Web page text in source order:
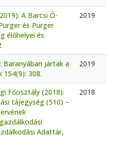
A Barcsi Ó-
és Purger
élőhelyei és
2019
Baranyában jártak a
154(9): 308.
2019
Főosztály (2018):
tájegység (510) –
Adattár,
2018